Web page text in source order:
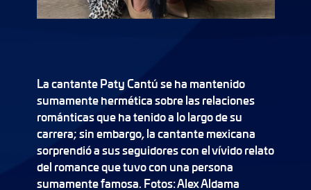
La cantante Paty Cantú se ha mantenido
sumamente hermética sobre las relaciones
románticas que ha tenido a lo largo de su
carrera; sin embargo, la cantante mexicana
sorprendió a sus seguidores con el vívido relato
del romance que tuvo con una persona
sumamente famosa. Fotos: Alex Aldama